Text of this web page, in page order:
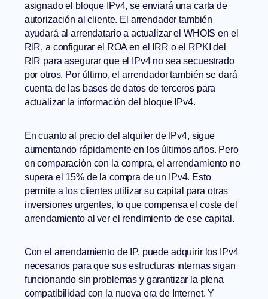
asignado el bloque IPv4, se enviará una carta de
autorización al cliente. El arrendador también
ayudará al arrendatario a actualizar el WHOIS en el
RIR, a configurar el ROA en el IRR o el RPKI del
RIR para asegurar que el IPv4 no sea secuestrado
por otros. Por último, el arrendador también se dará
cuenta de las bases de datos de terceros para
actualizar la información del bloque IPv4.
En cuanto al precio del alquiler de IPv4, sigue
aumentando rápidamente en los últimos años. Pero
en comparación con la compra, el arrendamiento no
supera el 15% de la compra de un IPv4. Esto
permite a los clientes utilizar su capital para otras
inversiones urgentes, lo que compensa el coste del
arrendamiento al ver el rendimiento de ese capital.
Con el arrendamiento de IP, puede adquirir los IPv4
necesarios para que sus estructuras internas sigan
funcionando sin problemas y garantizar la plena
compatibilidad con la nueva era de Internet. Y